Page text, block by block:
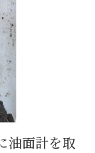
油面計を取